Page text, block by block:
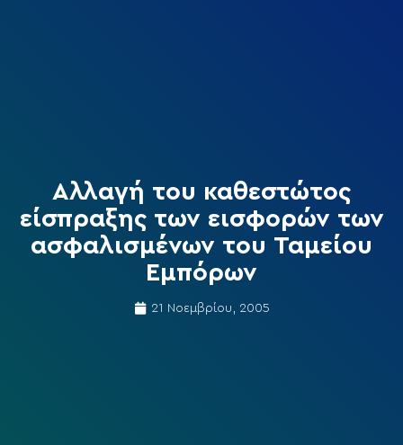
Αλλαγή του καθεστώτος
είσπραξης των εισφορών των
ασφαλισμένων του Ταμείου
Εμπόρων
21 Νοεμβρίου, 2005